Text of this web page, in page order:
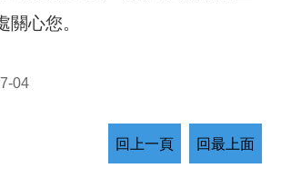
關心您。
04
回上一頁 回最上面